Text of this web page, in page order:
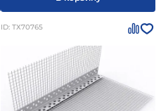
ID: ТХ70765